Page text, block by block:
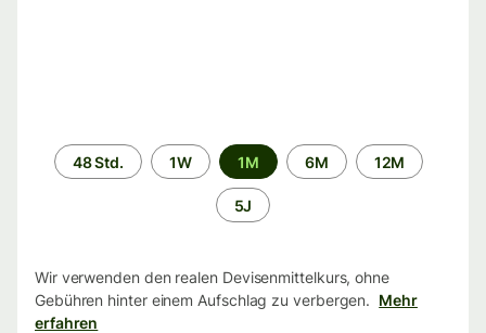
Zeitraum
48 Std. 1W 1M 6M 12M
5J
Wir verwenden den realen Devisenmittelkurs, ohne
Gebühren hinter einem Aufschlag zu verbergen. Mehr
erfahren